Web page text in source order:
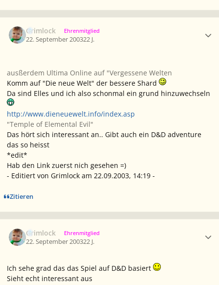
Grimlock Ehrenmitglied
22. September 200322 J.
ausßerdem Ultima Online auf "Vergessene Welten
Komm auf "Die neue Welt" der bessere Shard
Da sind Elles und ich also schonmal ein grund hinzuwechseln
http://www.dieneuewelt.info/index.asp
"Temple of Elemental Evil"
Das hört sich interessant an.. Gibt auch ein D&D adventure
das so heisst
*edit*
Hab den Link zuerst nich gesehen =)
- Editiert von Grimlock am 22.09.2003, 14:19 -
Zitieren
Grimlock Ehrenmitglied
22. September 200322 J.
Ich sehe grad das das Spiel auf D&D basiert
Sieht echt interessant aus